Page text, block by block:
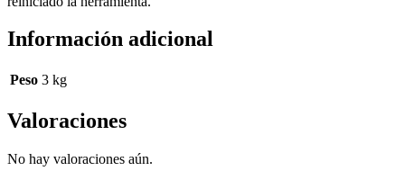
Información adicional
Peso 3 kg
Valoraciones
No hay valoraciones aún.